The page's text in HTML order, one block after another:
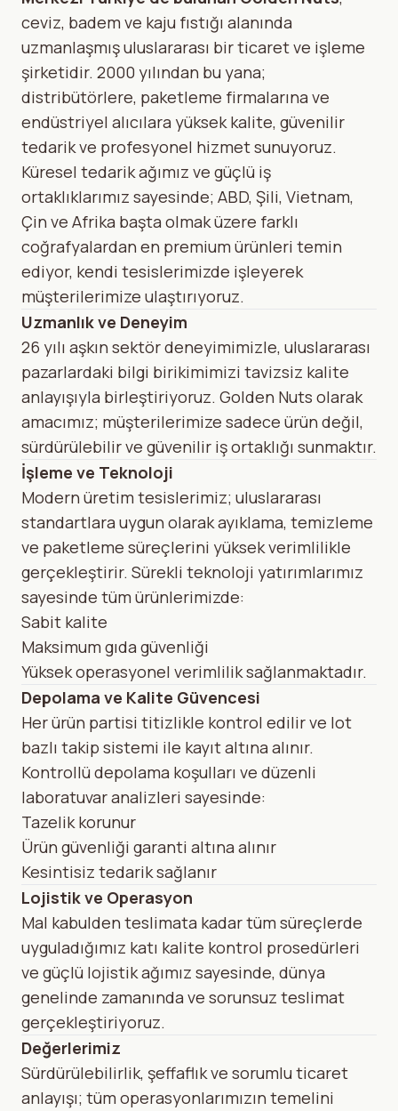
ceviz, badem ve kaju fıstığı alanında
uzmanlaşmış uluslararası bir ticaret ve işleme
şirketidir. 2000 yılından bu yana;
distribütörlere, paketleme firmalarına ve
endüstriyel alıcılara yüksek kalite, güvenilir
tedarik ve profesyonel hizmet sunuyoruz.
Küresel tedarik ağımız ve güçlü iş
ortaklıklarımız sayesinde; ABD, Şili, Vietnam,
Çin ve Afrika başta olmak üzere farklı
coğrafyalardan en premium ürünleri temin
ediyor, kendi tesislerimizde işleyerek
müşterilerimize ulaştırıyoruz.
Uzmanlık ve Deneyim
26 yılı aşkın sektör deneyimimizle, uluslararası
pazarlardaki bilgi birikimimizi tavizsiz kalite
anlayışıyla birleştiriyoruz. Golden Nuts olarak
amacımız; müşterilerimize sadece ürün değil,
sürdürülebilir ve güvenilir iş ortaklığı sunmaktır.
İşleme ve Teknoloji
Modern üretim tesislerimiz; uluslararası
standartlara uygun olarak ayıklama, temizleme
ve paketleme süreçlerini yüksek verimlilikle
gerçekleştirir. Sürekli teknoloji yatırımlarımız
sayesinde tüm ürünlerimizde:
Sabit kalite
Maksimum gıda güvenliği
Yüksek operasyonel verimlilik sağlanmaktadır.
Depolama ve Kalite Güvencesi
Her ürün partisi titizlikle kontrol edilir ve lot
bazlı takip sistemi ile kayıt altına alınır.
Kontrollü depolama koşulları ve düzenli
laboratuvar analizleri sayesinde:
Tazelik korunur
Ürün güvenliği garanti altına alınır
Kesintisiz tedarik sağlanır
Lojistik ve Operasyon
Mal kabulden teslimata kadar tüm süreçlerde
uyguladığımız katı kalite kontrol prosedürleri
ve güçlü lojistik ağımız sayesinde, dünya
genelinde zamanında ve sorunsuz teslimat
gerçekleştiriyoruz.
Değerlerimiz
Sürdürülebilirlik, şeffaflık ve sorumlu ticaret
anlayışı; tüm operasyonlarımızın temelini